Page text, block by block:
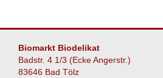
Biomarkt Biodelikat
Badstr. 4 1/3 (Ecke Angerstr.)
83646 Bad Tölz